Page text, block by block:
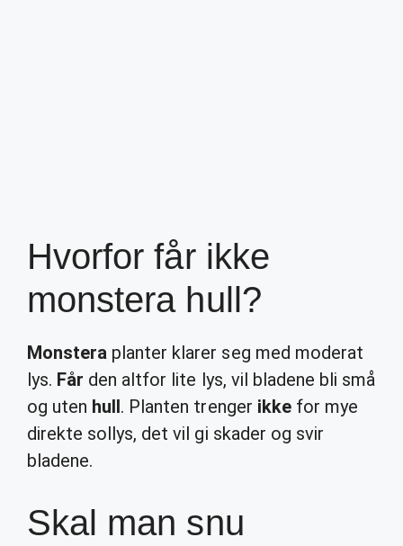
Hvorfor får ikke
monstera hull?
Monstera planter klarer seg med moderat
lys. Får den altfor lite lys, vil bladene bli små
og uten hull. Planten trenger ikkefor mye
direkte sollys, det vil gi skader og svir
bladene.
Skal man snu